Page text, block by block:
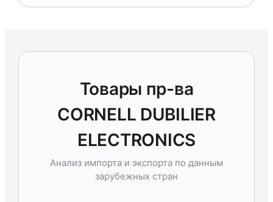
Товары пр-ва
CORNELL DUBILIER
ELECTRONICS
Анализ импорта и экспорта по данным
зарубежных стран